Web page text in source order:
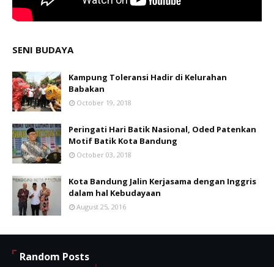
SENI BUDAYA
Kampung Toleransi Hadir di Kelurahan
Babakan
October 19, 2018
Peringati Hari Batik Nasional, Oded Patenkan
Motif Batik Kota Bandung
October 03, 2018
Kota Bandung Jalin Kerjasama dengan Inggris
dalam hal Kebudayaan
August 25, 2016
Random Posts